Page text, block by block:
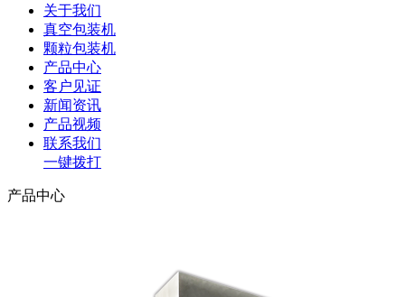
关于我们
真空包装机
颗粒包装机
产品中心
客户见证
新闻资讯
产品视频
联系我们
一键拨打
产品中心